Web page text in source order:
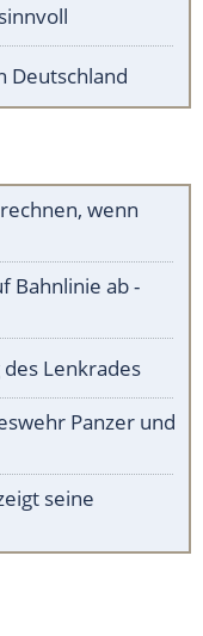
Deutschland
wenn
Bahnlinie ab -
Lenkrades
Panzer und
seine